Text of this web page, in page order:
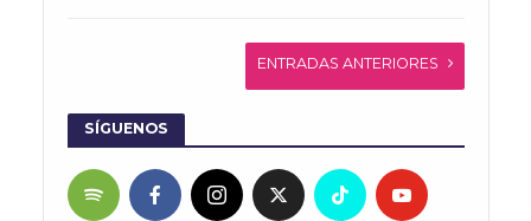
ENTRADAS ANTERIORES
SÍGUENOS